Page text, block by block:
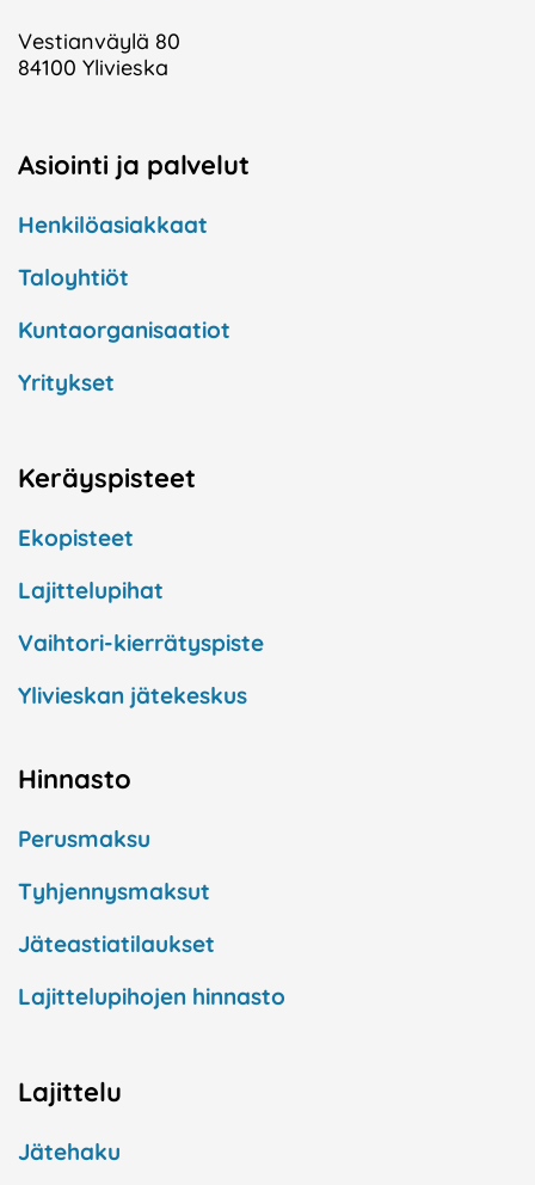
Vestianväylä 80
84100 Ylivieska
Asiointi ja palvelut
Henkilöasiakkaat
Taloyhtiöt
Kuntaorganisaatiot
Yritykset
Keräyspisteet
Ekopisteet
Lajittelupihat
Vaihtori-kierrätyspiste
Ylivieskan jätekeskus
Hinnasto
Perusmaksu
Tyhjennysmaksut
Jäteastiatilaukset
Lajittelupihojen hinnasto
Lajittelu
Jätehaku